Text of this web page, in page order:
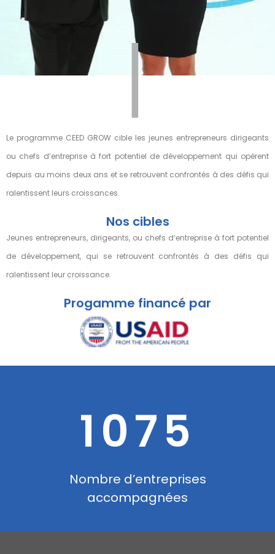
|
Le programme CEED GROW cible les jeunes entrepreneurs dirigeants
ou chefs d’entreprise à fort potentiel de développement qui opèrent
depuis au moins deux ans et se retrouvent confrontés à des défis qui
ralentissent leurs croissances.
Nos cibles
Jeunes entrepreneurs, dirigeants, ou chefs d’entreprise à fort potentiel
de développement, qui se retrouvent confrontés à des défis qui
ralentissent leur croissance.
Progamme financé par
1075
Nombre d’entreprises
accompagnées